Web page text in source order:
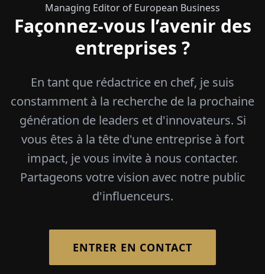
Managing Editor of European Business
Façonnez-vous l’avenir des
entreprises ?
En tant que rédactrice en chef, je suis
constamment à la recherche de la prochaine
génération de leaders et d'innovateurs. Si
vous êtes à la tête d'une entreprise à fort
impact, je vous invite à nous contacter.
Partageons votre vision avec notre public
d'influenceurs.
ENTRER EN CONTACT